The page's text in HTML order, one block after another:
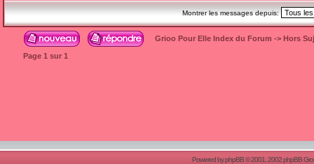
Montrer les messages depuis:
Grioo Pour Elle Index du Forum -> Hors
Page 1 sur 1
Powered byphpBB© 2001, 2002 phpBB